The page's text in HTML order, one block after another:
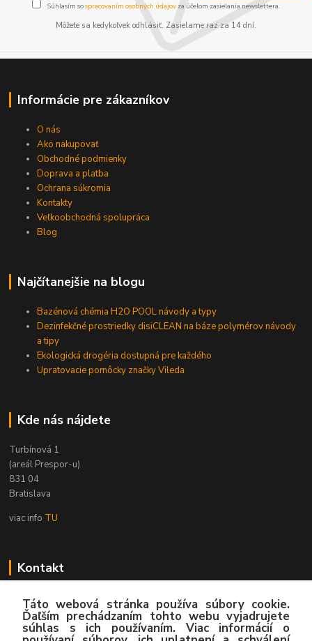
Súhlasím sospracovaním osobných údajov za účelom zasielania newslettera.
Môžete sa kedykoľvek odhlásiť. Zasielame raz za 14 dní.
Informácie pre zákazníkov
O nás
Ako nakupovať
Obchodné podmienky
Doprava a platba
Ochrana súkromia
Kontakty
Veľkoobchodná spolupráca
Blog
Najčítanejšie na blogu
Bazénová chémia H2O POOL návody a typy
Dezinfekčné prostriedky disiCLEAN na báze polymérov návody
a tipy
Ekologická drogéria dostupná pre každého
Upratovacie pomôcky značky Vileda
Kde nás nájdete
Turbínová 1
(areál Prespor-u)
831 04
Bratislava
viac info TU
Kontakt
Zákaznícka podpora
02/4445 8762
(Po-Pia, 8:00-15:30 hod.)
Táto webová stránka používa súbory cookie.
Ďaľším prechádzaním tohto webu vyjadrujete
súhlas s ich používaním. Viac informácií o